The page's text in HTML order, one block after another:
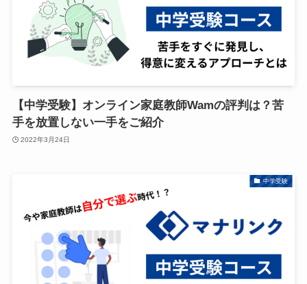
【中学受験】オンライン家庭教師Wamの評判は？苦
手を放置しない一手をご紹介
2022年3月24日
中学受験